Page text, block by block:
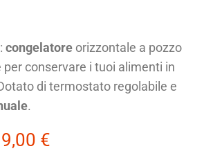
congelatore orizzontale a pozzo
per conservare i tuoi alimenti in
di termostato regolabile e
.
€